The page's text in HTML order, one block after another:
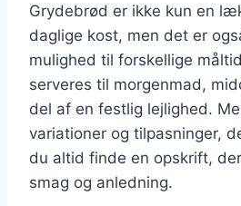
Grydebrød er ikke kun en
daglige kost, men det er
mulighed til forskellige
serveres til morgenmad,
del af en festlig lejlighed.
variationer og tilpasninger,
du altid finde en opskrift,
smag og anledning.